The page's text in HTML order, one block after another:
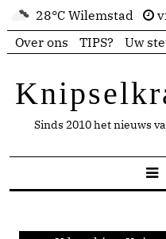
28°C Wilemstad
Over ons
TIPS? Uw
Sinds 2010 het nieuws